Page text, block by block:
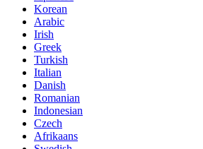
Korean
Arabic
Irish
Greek
Turkish
Italian
Danish
Romanian
Indonesian
Czech
Afrikaans